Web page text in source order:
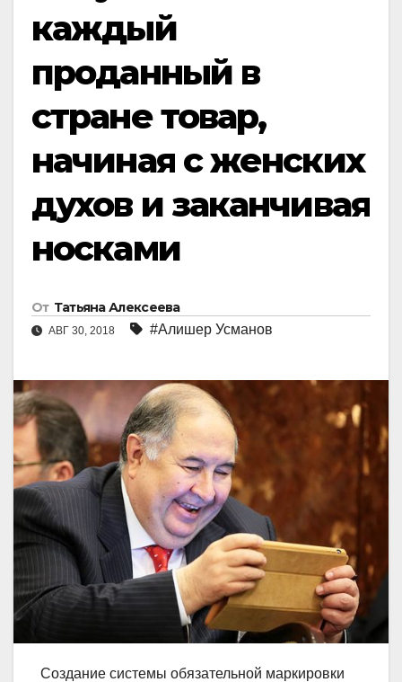
каждый
проданный в
стране товар,
начиная с женских
духов и заканчивая
носками
От Татьяна Алексеева
АВГ 30, 2018 #Алишер Усманов
Создание системы обязательной маркировки